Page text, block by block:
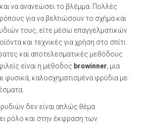
και να ανανεώσει το βλέμμα. Πολλές
για να βελτιώσουν το σχήμα και
τους, είτε μέσω επαγγελματικών
και τεχνικές για χρήση στο σπίτι.
και αποτελεσματικές μεθόδους
είναι η μέθοδος browinner , μια
φυσικά, καλοσχηματισμένα φρύδια με
δεν είναι απλώς θέμα
ρόλο και στην έκφραση των